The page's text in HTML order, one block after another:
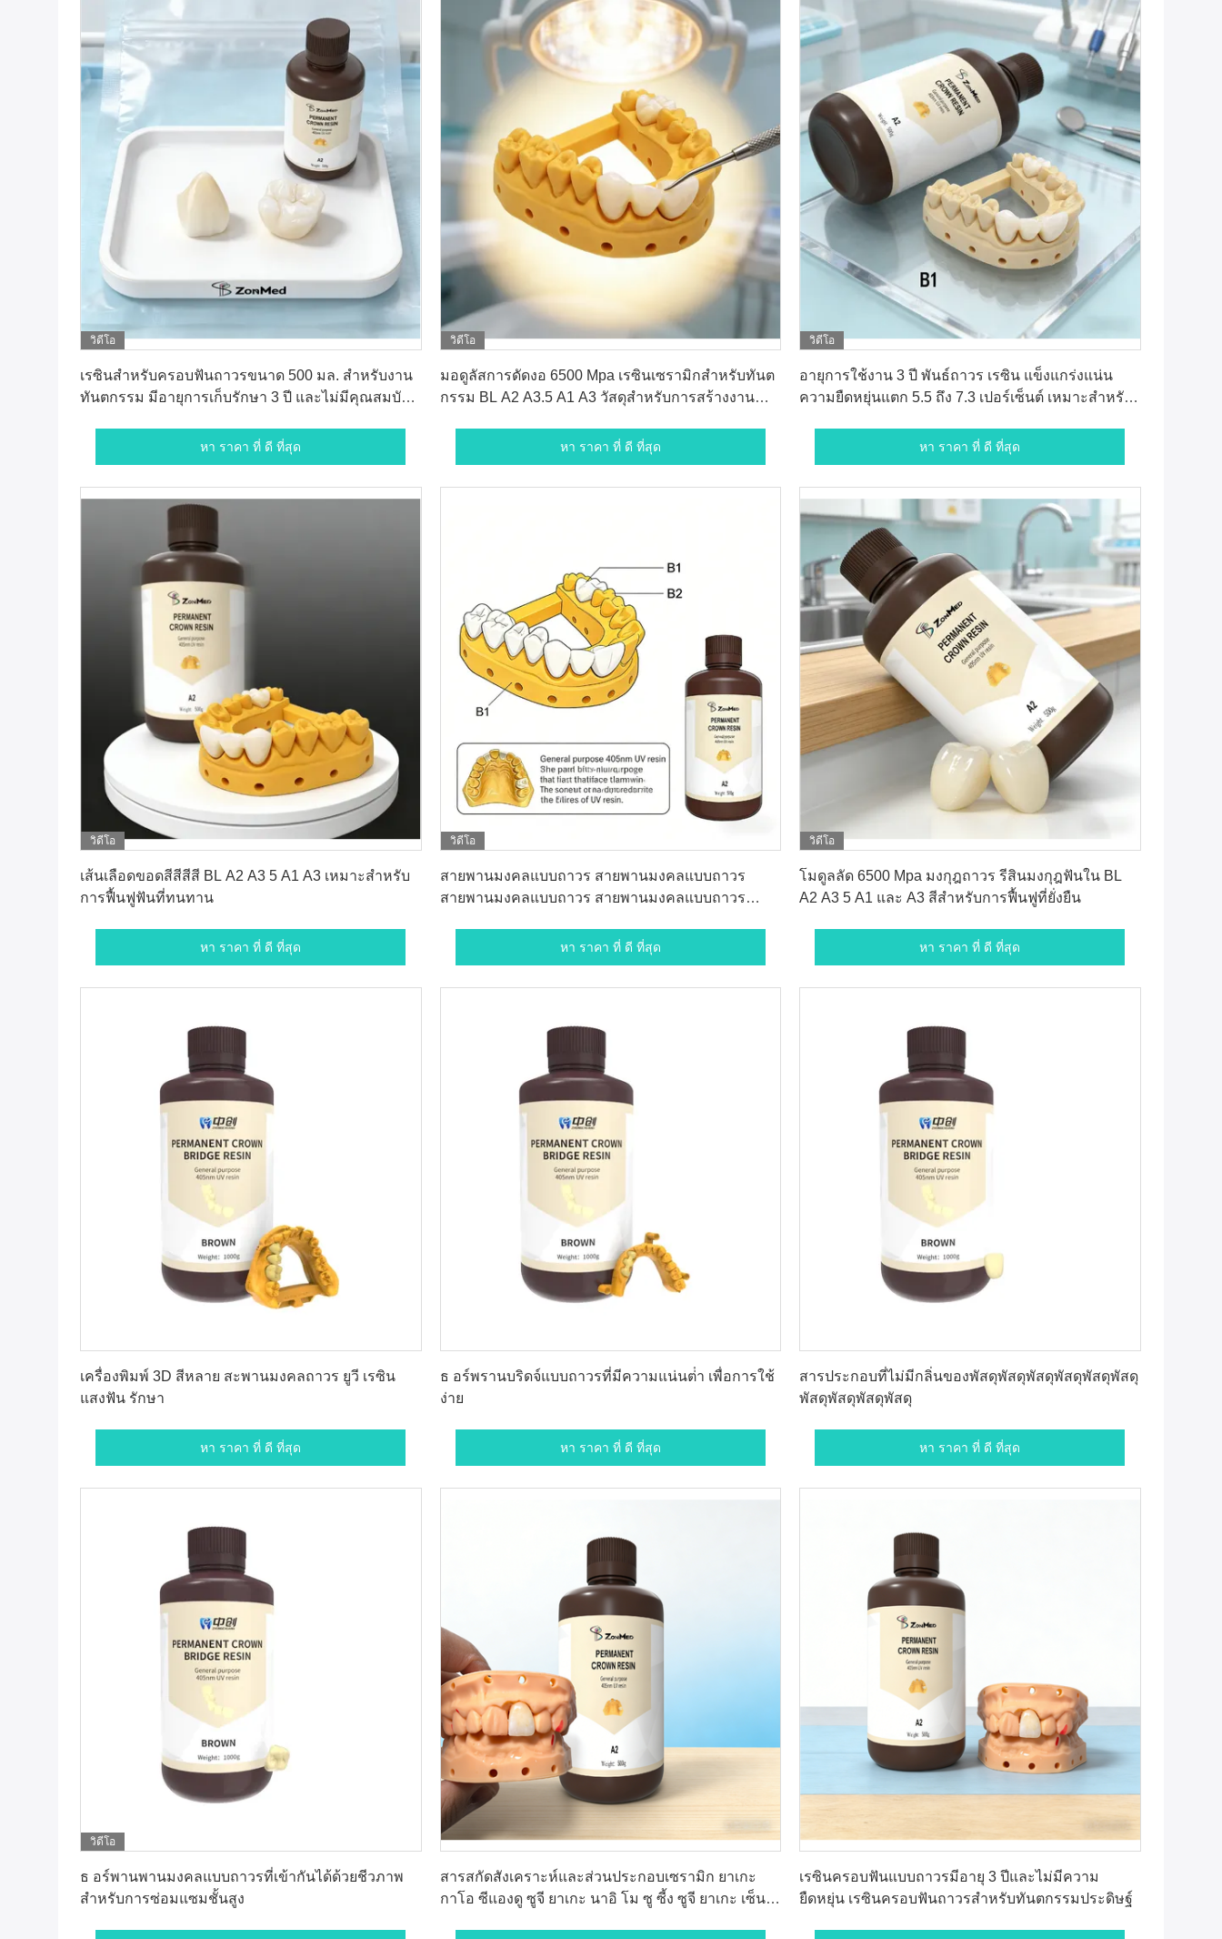
วิดีโอ
เรซินสำหรับครอบฟันถาวรขนาด 500 มล. สำหรับงาน
ทันตกรรม มีอายุการเก็บรักษา 3 ปี และไม่มีคุณสมบัติ
หา ราคา ที่ ดี ที่สุด
วิดีโอ
มอดูลัสการดัดงอ 6500 Mpa เรซินเซรามิกสำหรับทันต
กรรม BL A2 A3.5 A1 A3 วัสดุสำหรับการสร้างงาน
หา ราคา ที่ ดี ที่สุด
วิดีโอ
อายุการใช้งาน 3 ปี พันธ์ถาวร เรซิน แข็งแกร่งแน่น
ความยืดหยุ่นแตก 5.5 ถึง 7.3 เปอร์เซ็นต์ เหมาะสําหรับ
หา ราคา ที่ ดี ที่สุด
วิดีโอ
เส้นเลือดขอดสีสีสีสี BL A2 A3 5 A1 A3 เหมาะสําหรับ
การฟื้นฟูฟันที่ทนทาน
หา ราคา ที่ ดี ที่สุด
วิดีโอ
สายพานมงคลแบบถาวร สายพานมงคลแบบถาวร
สายพานมงคลแบบถาวร สายพานมงคลแบบถาวร
หา ราคา ที่ ดี ที่สุด
วิดีโอ
โมดูลลัด 6500 Mpa มงกุฎถาวร รีสินมงกุฎฟันใน BL
A2 A3 5 A1 และ A3 สีสําหรับการฟื้นฟูที่ยั่งยืน
หา ราคา ที่ ดี ที่สุด
เครื่องพิมพ์ 3D สีหลาย สะพานมงคลถาวร ยูวี เรซิน
แสงฟัน รักษา
หา ราคา ที่ ดี ที่สุด
ธ อร์พรานบริดจ์แบบถาวรที่มีความแน่นต่ํา เพื่อการใช้
ง่าย
หา ราคา ที่ ดี ที่สุด
สารประกอบที่ไม่มีกลิ่นของพัสดุพัสดุพัสดุพัสดุพัสดุพัสดุ
พัสดุพัสดุพัสดุพัสดุ
หา ราคา ที่ ดี ที่สุด
วิดีโอ
ธ อร์พานพานมงคลแบบถาวรที่เข้ากันได้ด้วยชีวภาพ
สําหรับการซ่อมแซมชั้นสูง
สารสกัดสังเคราะห์และส่วนประกอบเซรามิก ยาเกะ
กาโอ ซีแองดู ซูจี ยาเกะ นาอิ โม ซู ซี้ง ซูจี ยาเกะ เซ็น
เรซินครอบฟันแบบถาวรมีอายุ 3 ปีและไม่มีความ
ยืดหยุ่น เรซินครอบฟันถาวรสำหรับทันตกรรมประดิษฐ์